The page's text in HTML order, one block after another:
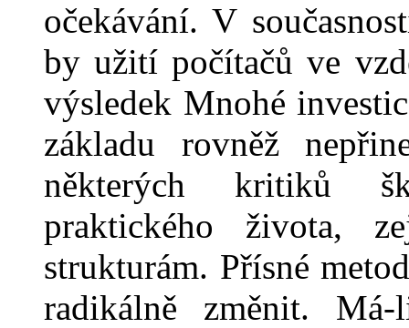
očekávání. V
by užití počítačů ve
výsledek Mnohé
základu rovněž
některých kritiků
praktického života,
strukturám. Přísné
radikálně změnit.